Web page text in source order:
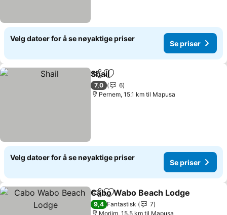
Velg datoer for å se nøyaktige priser
Se priser
Del Legg til i favoritter
Shail
7,0
6
Pernem, 15.1 km til Mapusa
Velg datoer for å se nøyaktige priser
Se priser
Del Legg til i favoritter
Cabo Wabo Beach Lodge
9,4 Fantastisk
7
Morjim, 15.5 km til Mapusa